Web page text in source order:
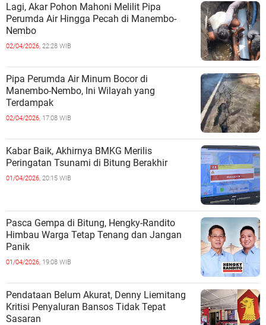
Lagi, Akar Pohon Mahoni Melilit Pipa
Perumda Air Hingga Pecah di Manembo-
Nembo
02/04/2026, 22:28 WIB
Pipa Perumda Air Minum Bocor di
Manembo-Nembo, Ini Wilayah yang
Terdampak
02/04/2026, 17:08 WIB
Kabar Baik, Akhirnya BMKG Merilis
Peringatan Tsunami di Bitung Berakhir
01/04/2026, 20:15 WIB
Pasca Gempa di Bitung, Hengky-Randito
Himbau Warga Tetap Tenang dan Jangan
Panik
01/04/2026, 19:08 WIB
Pendataan Belum Akurat, Denny Liemitang
Kritisi Penyaluran Bansos Tidak Tepat
Sasaran